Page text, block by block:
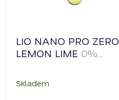
LIO NANO PRO ZERO
LEMON LIME 0%
Skladem